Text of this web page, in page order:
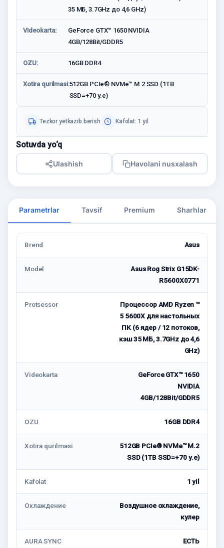
35 МБ, 3.7GHz до 4,6 GHz)
Videokarta:
GeForce GTX™ 1650 NVIDIA
4GB/128Bit/GDDR5
OZU: 16GB DDR4
Xotira qurilmasi:512GB PCIe® NVMe™ M.2 SSD (1TB
SSD=+70 у.е)
Tezkor yetkazib berish Kafolat: 1 yil
Sotuvda yo‘q
Ulashish Havolani nusxalash
Parametrlar Tavsif Premium Sharhlar
Brend Asus
Model
Asus Rog Strix G15DK-
R5600X0771
Protsessor
Процессор AMD Ryzen ™
5 5600X для настольных
ПК (6 ядер / 12 потоков,
кэш 35 МБ, 3.7GHz до 4,6
GHz)
Videokarta
GeForce GTX™ 1650
NVIDIA
4GB/128Bit/GDDR5
OZU 16GB DDR4
Xotira qurilmasi
512GB PCIe® NVMe™ M.2
SSD (1TB SSD=+70 у.е)
Kafolat 1 yil
Охлаждение
Воздушное охлаждение,
кулер
AURA SYNC ЕСТЬ